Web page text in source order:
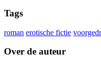
Tags
roman erotische fictie
Over de auteur